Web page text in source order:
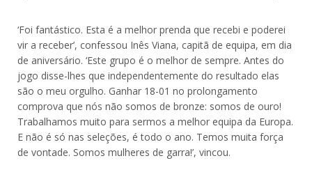
‘Foi fantástico. Esta é a melhor prenda que recebi e poderei
vir a receber’, confessou Inês Viana, capitã de equipa, em dia
de aniversário. ‘Este grupo é o melhor de sempre. Antes do
jogo disse-lhes que independentemente do resultado elas
são o meu orgulho. Ganhar 18-01 no prolongamento
comprova que nós não somos de bronze: somos de ouro!
Trabalhamos muito para sermos a melhor equipa da Europa.
E não é só nas seleções, é todo o ano. Temos muita força
de vontade. Somos mulheres de garra!’, vincou.